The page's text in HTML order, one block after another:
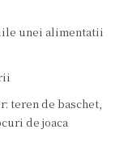
unei alimentatii
teren de baschet,
de joaca